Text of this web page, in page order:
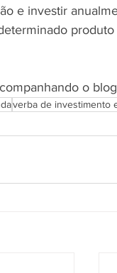
e investir
o
verba de investimento